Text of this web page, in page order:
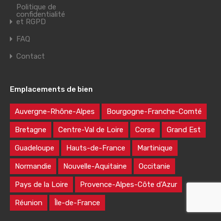
Politique de
confidentialité
et RGPD
FAQ
Contact
Emplacements de bien
Auvergne-Rhône-Alpes Bourgogne-Franche-Comté
Bretagne Centre-Val de Loire Corse Grand Est
Guadeloupe Hauts-de-France Martinique
Normandie Nouvelle-Aquitaine Occitanie
Pays de la Loire Provence-Alpes-Côte d’Azur
Réunion Île-de-France